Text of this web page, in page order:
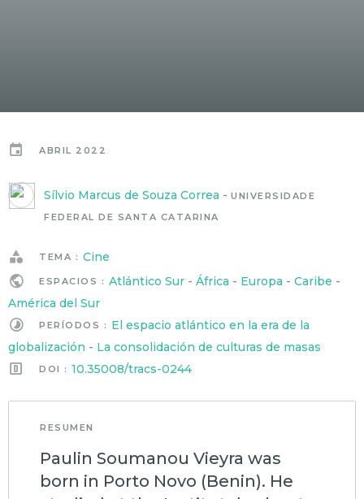
ABRIL 2022
Sílvio Marcus de Souza Correa - UNIVERSIDADE
FEDERAL DE SANTA CATARINA
TEMA : Cine
ESPACIOS : Atlántico Sur- África - Europa - Caribe -
América del Sur
PERÍODOS : El espacio atlántico en la era de la
globalización - La consolidación de culturas de masas
DOI : 10.35008/tracs-0244
RESUMEN
Paulin Soumanou Vieyra was
born in Porto Novo (Benin). He